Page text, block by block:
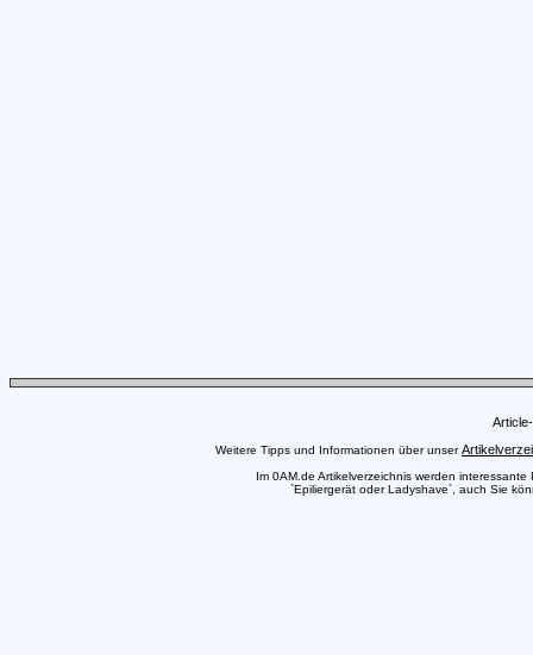
Weitere Tipps und Informationen über unser
Im 0AM.de Artikelverzeichnis werden
`Epiliergerät oder Ladyshave`, auch Sie